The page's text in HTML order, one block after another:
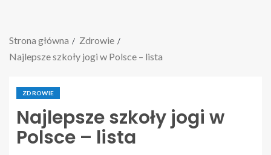
Strona główna
Zdrowie
Najlepsze szkoły jogi w Polsce – lista
ZDROWIE
Najlepsze szkoły jogi w
Polsce – lista